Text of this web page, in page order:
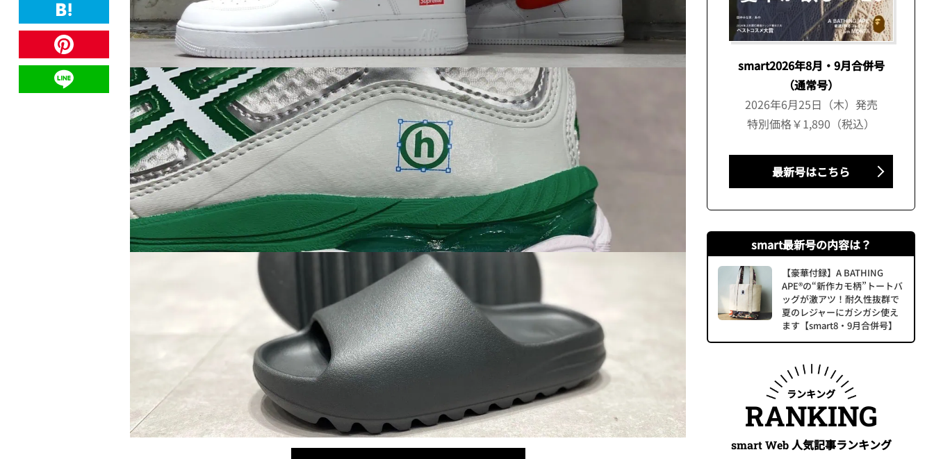
smart2026年8月・9月合併号
（通常号）
2026年6月25日（木）発売
特別価格￥1,890（税込）
最新号はこちら
smart最新号の内容は？
【豪華付録】A BATHING
APE®の“新作カモ柄”トートバ
ッグが激アツ！耐久性抜群で
夏のレジャーにガシガシ使え
ます【smart8・9月合併号】
ランキング
RANKING
smart Web人気記事ランキング